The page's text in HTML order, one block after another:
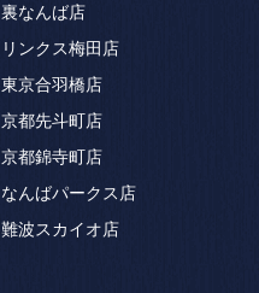
裏なんば店
リンクス梅田店
東京合羽橋店
京都先斗町店
京都錦寺町店
なんばパークス店
難波スカイオ店